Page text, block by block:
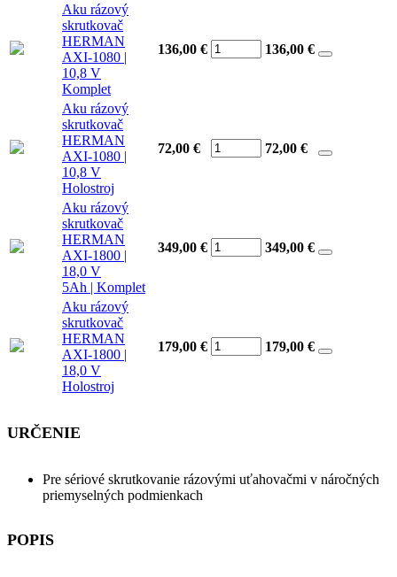
Aku rázový
skrutkovač
HERMAN
AXI-1080 |
10,8 V
Komplet
136,00 € 136,00 €
Aku rázový
skrutkovač
HERMAN
AXI-1080 |
10,8 V
Holostroj
72,00 € 72,00 €
Aku rázový
skrutkovač
HERMAN
AXI-1800 |
18,0 V
5Ah | Komplet
349,00 € 349,00 €
Aku rázový
skrutkovač
HERMAN
AXI-1800 |
18,0 V
Holostroj
179,00 € 179,00 €
URČENIE
Pre sériové skrutkovanie rázovými uťahovačmi v náročných
priemyselných podmienkach
POPIS